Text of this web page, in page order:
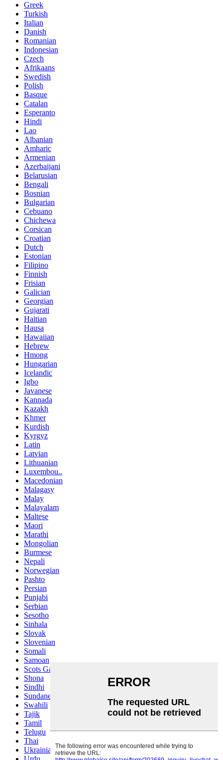
Greek
Turkish
Italian
Danish
Romanian
Indonesian
Czech
Afrikaans
Swedish
Polish
Basque
Catalan
Esperanto
Hindi
Lao
Albanian
Amharic
Armenian
Azerbaijani
Belarusian
Bengali
Bosnian
Bulgarian
Cebuano
Chichewa
Corsican
Croatian
Dutch
Estonian
Filipino
Finnish
Frisian
Galician
Georgian
Gujarati
Haitian
Hausa
Hawaiian
Hebrew
Hmong
Hungarian
Icelandic
Igbo
Javanese
Kannada
Kazakh
Khmer
Kurdish
Kyrgyz
Latin
Latvian
Lithuanian
Luxembou..
Macedonian
Malagasy
Malay
Malayalam
Maltese
Maori
Marathi
Mongolian
Burmese
Nepali
Norwegian
Pashto
Persian
Punjabi
Serbian
Sesotho
Sinhala
Slovak
Slovenian
Somali
Samoan
Scots Gaelic
Shona
Sindhi
Sundanese
Swahili
Tajik
Tamil
Telugu
Thai
Ukrainian